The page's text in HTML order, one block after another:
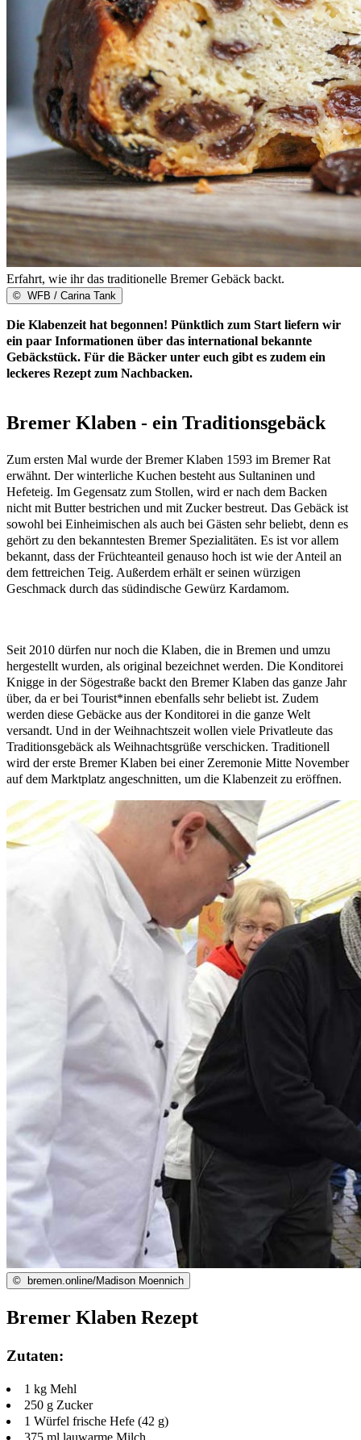
Erfahrt, wie ihr das traditionelle Bremer Gebäck backt.
© WFB / Carina Tank
Die Klabenzeit hat begonnen! Pünktlich zum Start liefern wir
ein paar Informationen über das international bekannte
Gebäckstück. Für die Bäcker unter euch gibt es zudem ein
leckeres Rezept zum Nachbacken.
Bremer Klaben - ein Traditionsgebäck
Zum ersten Mal wurde der Bremer Klaben 1593 im Bremer Rat
erwähnt. Der winterliche Kuchen besteht aus Sultaninen und
Hefeteig. Im Gegensatz zum Stollen, wird er nach dem Backen
nicht mit Butter bestrichen und mit Zucker bestreut. Das Gebäck ist
sowohl bei Einheimischen als auch bei Gästen sehr beliebt, denn es
gehört zu den bekanntesten Bremer Spezialitäten. Es ist vor allem
bekannt, dass der Früchteanteil genauso hoch ist wie der Anteil an
dem fettreichen Teig. Außerdem erhält er seinen würzigen
Geschmack durch das südindische Gewürz Kardamom.
Seit 2010 dürfen nur noch die Klaben, die in Bremen und umzu
hergestellt wurden, als original bezeichnet werden. Die Konditorei
Knigge in der Sögestraße backt den Bremer Klaben das ganze Jahr
über, da er bei Tourist*innen ebenfalls sehr beliebt ist. Zudem
werden diese Gebäcke aus der Konditorei in die ganze Welt
versandt. Und in der Weihnachtszeit wollen viele Privatleute das
Traditionsgebäck als Weihnachtsgrüße verschicken. Traditionell
wird der erste Bremer Klaben bei einer Zeremonie Mitte November
auf dem Marktplatz angeschnitten, um die Klabenzeit zu eröffnen.
© bremen.online/Madison Moennich
Bremer Klaben Rezept
Zutaten:
1 kg Mehl
250 g Zucker
1 Würfel frische Hefe (42 g)
375 ml lauwarme Milch